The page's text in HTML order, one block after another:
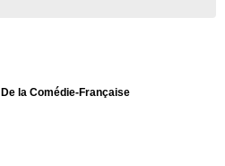
De la Comédie-Française